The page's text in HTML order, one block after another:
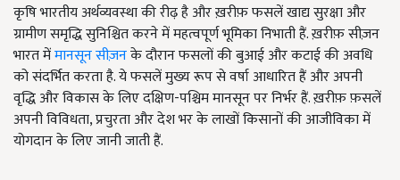
कृषि भारतीय अर्थव्यवस्था की रीढ़ है और ख़रीफ़ फसलें खाद्य सुरक्षा और
ग्रामीण समृद्धि सुनिश्चित करने में महत्वपूर्ण भूमिका निभाती हैं. ख़रीफ़ सीज़न
भारत मेंमानसून सीज़नके दौरान फसलों की बुआई और कटाई की अवधि
को संदर्भित करता है. ये फसलें मुख्य रूप से वर्षा आधारित हैं और अपनी
वृद्धि और विकास के लिए दक्षिण-पश्चिम मानसून पर निर्भर हैं. ख़रीफ़ फ़सलें
अपनी विविधता, प्रचुरता और देश भर के लाखों किसानों की आजीविका में
योगदान के लिए जानी जाती हैं.